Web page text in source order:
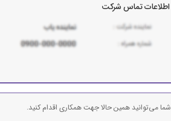
اطلاعات تماس شرکت
شما می‌توانید همین حالا جهت همکاری اقدام کنید.